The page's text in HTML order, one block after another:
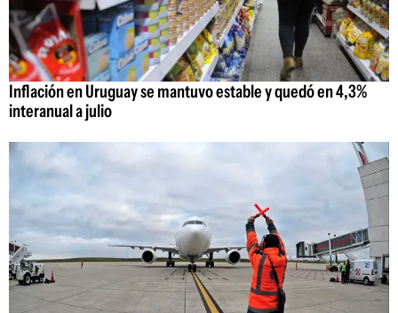
Inflación en Uruguay se mantuvo estable y quedó en 4,3%
interanual a julio